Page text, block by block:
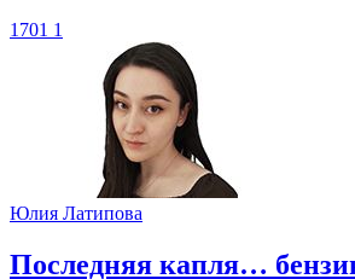
1701 1
Юлия Латипова
​Последняя капля…